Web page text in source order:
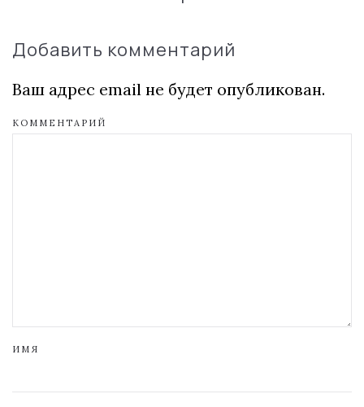
Добавить комментарий
Ваш адрес email не будет опубликован.
КОММЕНТАРИЙ
ИМЯ